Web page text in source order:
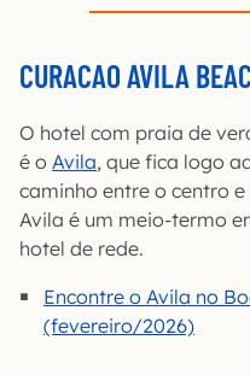
CURACAO AVILA
O hotel com praia de
é o Avila, que fica logo
caminho entre o centro
Avila é um meio-termo
hotel de rede.
Encontre o Avila no
(fevereiro/2026)